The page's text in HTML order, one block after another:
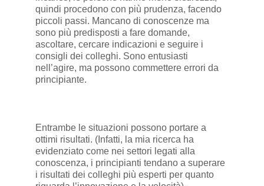
quindi procedono con più prudenza, facendo
piccoli passi. Mancano di conoscenze ma
sono più predisposti a fare domande,
ascoltare, cercare indicazioni e seguire i
consigli dei colleghi. Sono entusiasti
nell’agire, ma possono commettere errori da
principiante.
Entrambe le situazioni possono portare a
ottimi risultati. (Infatti, la mia ricerca ha
evidenziato come nei settori legati alla
conoscenza, i principianti tendano a superare
i risultati dei colleghi più esperti per quanto